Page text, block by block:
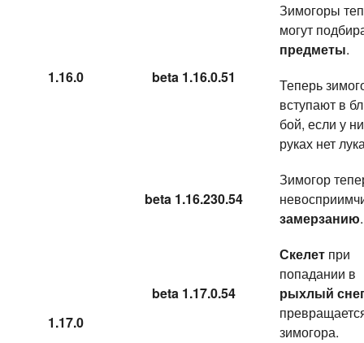
1.16.0 beta 1.16.0.51
Зимогоры
могут
предметы.
Теперь
вступают в
бой, если у
руках нет
1.17.0
beta 1.16.230.54
Зимогор
замерзанию.
beta 1.17.0.54
Скелет при
попадании в
рыхлый
зимогора.